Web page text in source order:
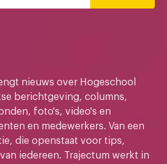
nieuws over Hogeschool
berichtgeving, columns,
foto's, video's en
en medewerkers. Van een
die openstaat voor tips,
iedereen. Trajectum werkt in